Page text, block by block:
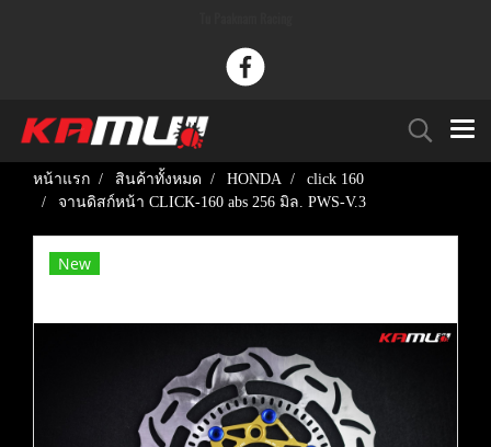
หน้าแรก สินค้าทั้งหมด HONDA
click 160
จานดิสก์หน้า CLICK-160 abs 256 มิล. PWS-V.3
New